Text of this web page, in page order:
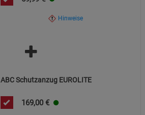
Hinweise
ABC Schutzanzug EUROLITE
169,00 €